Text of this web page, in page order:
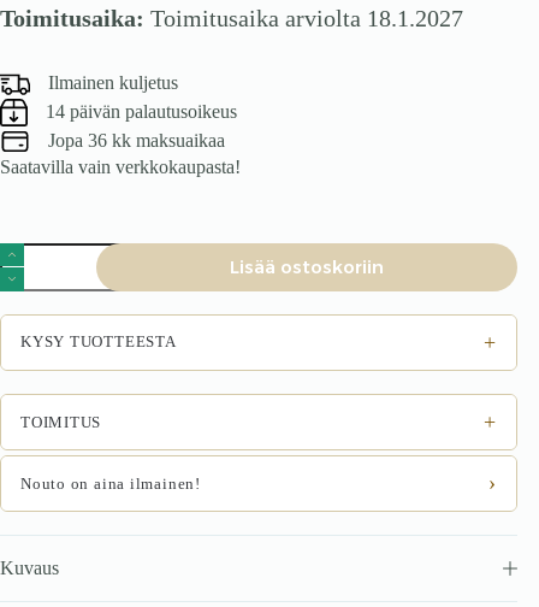
Toimitusaika: Toimitusaika arviolta 18.1.2027
Ilmainen kuljetus
14 päivän palautusoikeus
Jopa 36 kk maksuaikaa
Saatavilla vain verkkokaupasta!
Tuoli
SOLENO,
pehmeä
/
luonnollinen
Lisää ostoskoriin
KYSY TUOTTEESTA +
TOIMITUS +
Nouto on aina ilmainen! ›
Kuvaus